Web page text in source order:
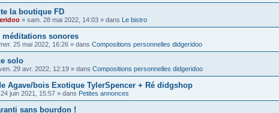
la boutique FD
» sam. 28 mai 2022, 14:03 » dans Le bistro
méditations sonores
25 mai 2022, 16:26 » dans Compositions personnelles didgeridoo
solo
29 avr. 2022, 12:19 » dans Compositions personnelles didgeridoo
Agave/bois Exotique TylerSpencer + Ré didgshop
juin 2021, 15:57 » dans Petites annonces
sans bourdon !